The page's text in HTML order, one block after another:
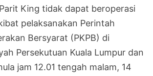
King tidak dapat beroperasi
pelaksanakan Perintah
Bersyarat (PKPB) di
Persekutuan Kuala Lumpur dan
jam 12.01 tengah malam, 14